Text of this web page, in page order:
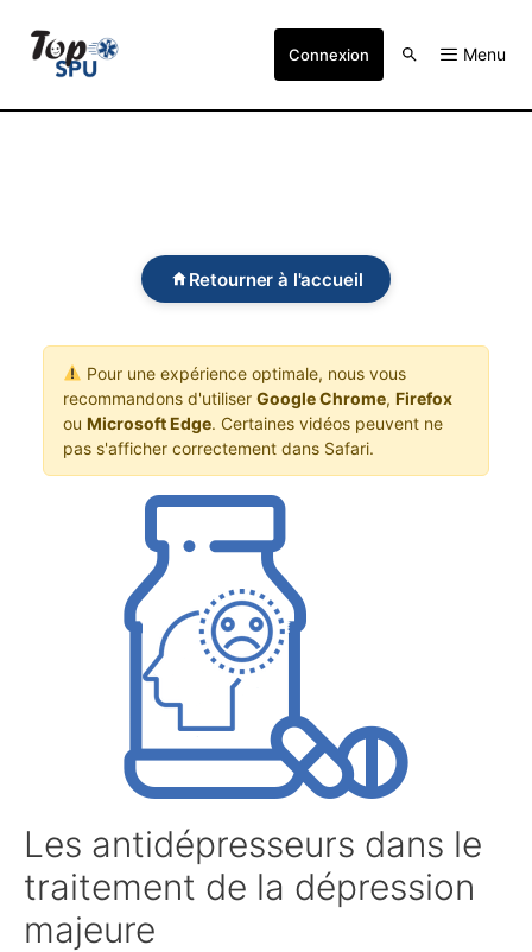
Connexion Menu
Retourner à l'accueil
Pour une expérience optimale, nous vous
recommandons d'utiliser Google Chrome, Firefox
ou Microsoft Edge. Certaines vidéos peuvent ne
pas s'afficher correctement dans Safari.
Les antidépresseurs dans le
traitement de la dépression
majeure